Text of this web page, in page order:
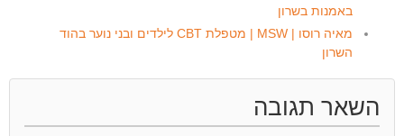
באמנות בשרון
מאיה רוסו | MSW | מטפלת CBT לילדים ובני נוער בהוד
השרון
השאר תגובה